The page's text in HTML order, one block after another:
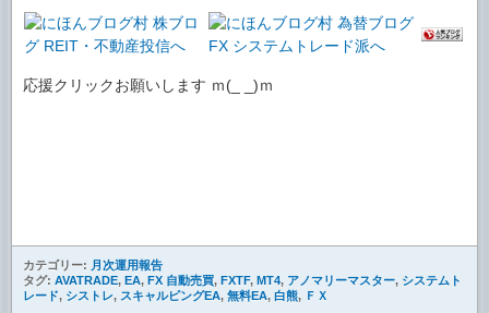
応援クリックお願いします ｍ(_ _)ｍ
カテゴリー: 月次運用報告
タグ: AVATRADE, EA, FX 自動売買, FXTF, MT4, アノマリーマスター, システムト
レード, シストレ, スキャルピングEA, 無料EA, 白熊, ＦＸ